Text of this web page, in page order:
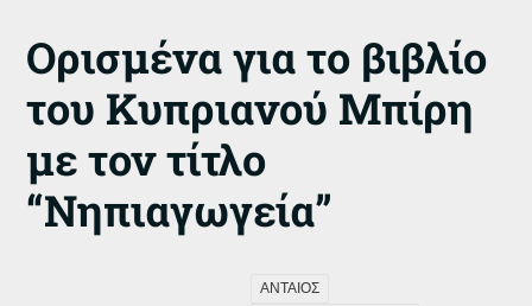
Ορισμένα για το βιβλίο
του Κυπριανού Μπίρη
με τον τίτλο
“Νηπιαγωγεία”
ΑΝΤΑΙΟΣ